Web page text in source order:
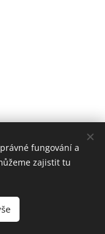
Praha
fungování a
zajistit tu